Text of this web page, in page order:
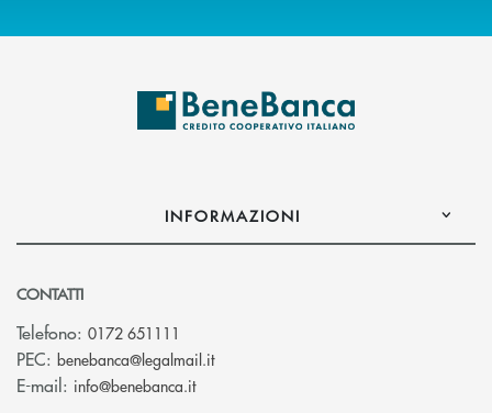
INFORMAZIONI
CONTATTI
Telefono: 0172 651111
PEC: benebanca@legalmail.it(si apre l’app di posta elettronica)
E-mail: info@benebanca.it(si apre l’app di posta elettronica)